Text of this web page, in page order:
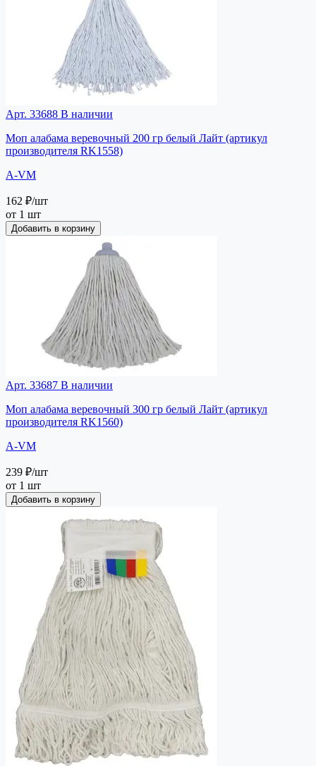
Арт. 33688 В наличии
Моп алабама веревочный 200 гр белый Лайт (артикул
производителя RK1558)
A-VM
162 ₽/шт
от 1 шт
Добавить в корзину
Арт. 33687 В наличии
Моп алабама веревочный 300 гр белый Лайт (артикул
производителя RK1560)
A-VM
239 ₽/шт
от 1 шт
Добавить в корзину